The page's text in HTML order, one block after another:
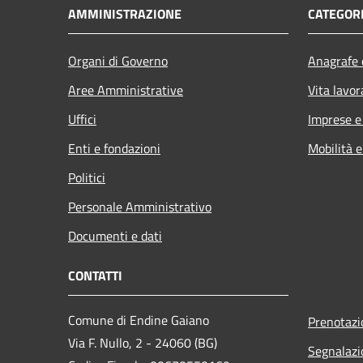
AMMINISTRAZIONE
Organi di Governo
Aree Amministrative
Uffici
Enti e fondazioni
Politici
Personale Amministrativo
Documenti e dati
Vita
Imprese
Mobilità
CONTATTI
Comune di Endine Gaiano
Via F. Nullo, 2 - 24060 (BG)